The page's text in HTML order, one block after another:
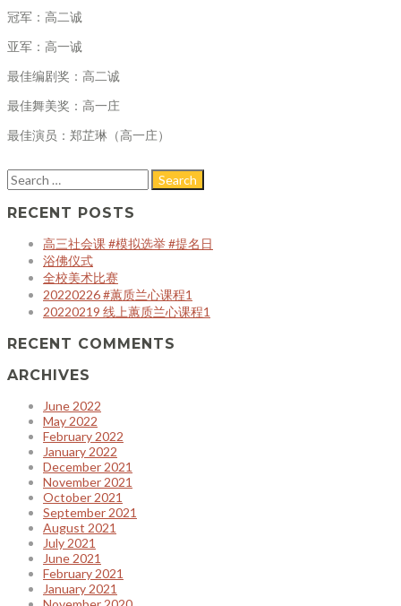
冠军：高二诚
亚军：高一诚
最佳编剧奖：高二诚
最佳舞美奖：高一庄
最佳演员：郑芷琳（高一庄）
RECENT POSTS
高三社会课 #模拟选举 #提名日
浴佛仪式
全校美术比赛
20220226 #蕙质兰心课程1
20220219 线上蕙质兰心课程1
RECENT COMMENTS
ARCHIVES
June 2022
May 2022
February 2022
January 2022
December 2021
November 2021
October 2021
September 2021
August 2021
July 2021
June 2021
February 2021
January 2021